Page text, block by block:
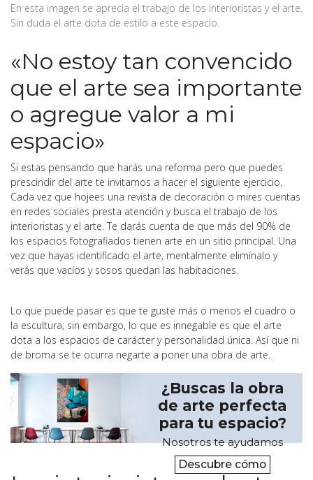
En esta imagen se aprecia el trabajo de los interioristas y el arte.
Sin duda el arte dota de estilo a este espacio.
«No estoy tan convencido
que el arte sea importante
o agregue valor a mi
espacio»
Si estas pensando que harás una reforma pero que puedes
prescindir del arte te invitamos a hacer el siguiente ejercicio.
Cada vez que hojees una revista de decoración o mires cuentas
en redes sociales presta atención y busca el trabajo de los
interioristas y el arte. Te darás cuenta de que más del 90% de
los espacios fotografiados tienen arte en un sitio principal. Una
vez que hayas identificado el arte, mentalmente elimínalo y
verás que vacíos y sosos quedan las habitaciones.
Lo que puede pasar es que te guste más o menos el cuadro o
la escultura; sin embargo, lo que es innegable es que el arte
dota a los espacios de carácter y personalidad única. Así que ni
de broma se te ocurra negarte a poner una obra de arte.
¿Buscas la obra
de arte perfecta
para tu espacio?
Nosotros te ayudamos
Descubre cómo